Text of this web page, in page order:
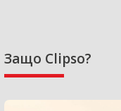
Защо Clipso?